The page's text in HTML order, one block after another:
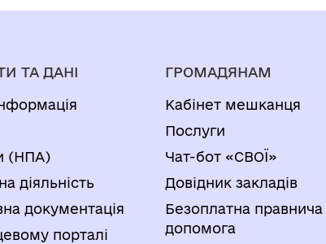
ТА ДАНІ
(НПА)
діяльність
документація
порталі
ГРОМАДЯНАМ
Кабінет мешканця
Послуги
Чат-бот «СВОЇ»
Довідник закладів
Безоплатна правнича
допомога